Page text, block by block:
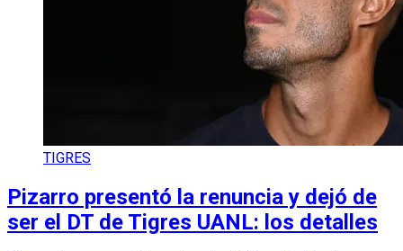
TIGRES
Pizarro presentó la renuncia y dejó de
ser el DT de Tigres UANL: los detalles